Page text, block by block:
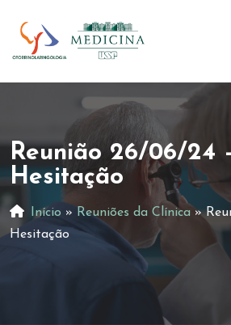
Reunião 26/06/24
Hesitação
Início » Reuniões da Clínica »
Hesitação